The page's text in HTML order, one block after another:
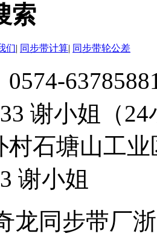
索
们| 同步带计算| 同步带轮公差
谢小姐（
村石塘山工
谢小姐
龙同步带厂